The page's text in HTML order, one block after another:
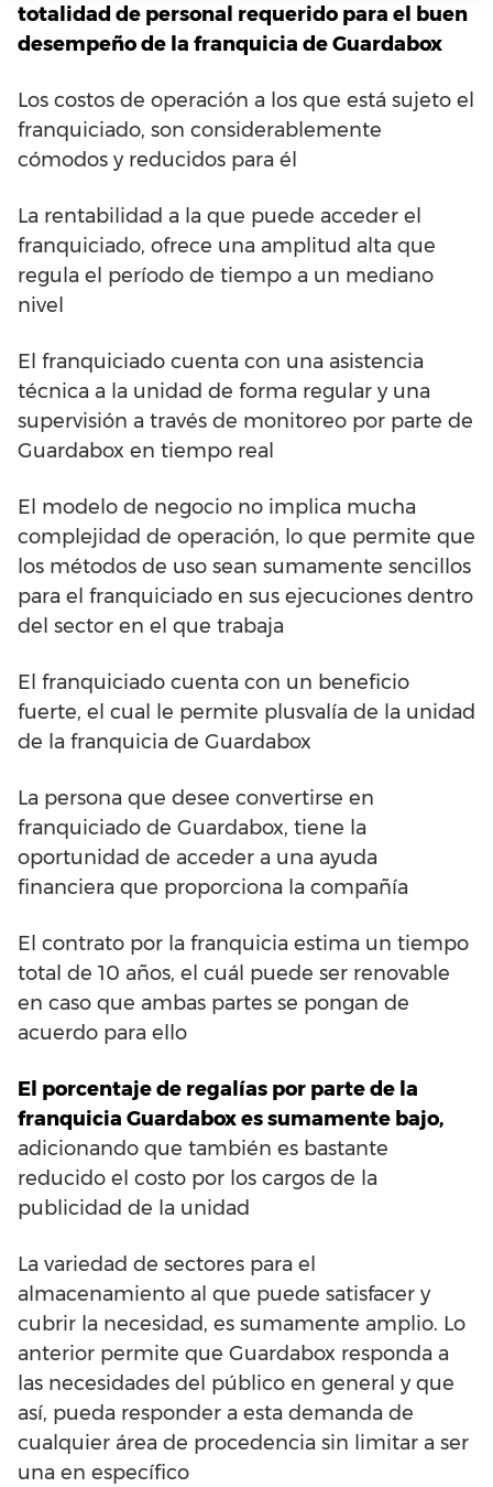
totalidad de personal requerido para el buen
desempeño de la franquicia de Guardabox
Los costos de operación a los que está sujeto el
franquiciado, son considerablemente
cómodos y reducidos para él
La rentabilidad a la que puede acceder el
franquiciado, ofrece una amplitud alta que
regula el período de tiempo a un mediano
nivel
El franquiciado cuenta con una asistencia
técnica a la unidad de forma regular y una
supervisión a través de monitoreo por parte de
Guardabox en tiempo real
El modelo de negocio no implica mucha
complejidad de operación, lo que permite que
los métodos de uso sean sumamente sencillos
para el franquiciado en sus ejecuciones dentro
del sector en el que trabaja
El franquiciado cuenta con un beneficio
fuerte, el cual le permite plusvalía de la unidad
de la franquicia de Guardabox
La persona que desee convertirse en
franquiciado de Guardabox, tiene la
oportunidad de acceder a una ayuda
financiera que proporciona la compañía
El contrato por la franquicia estima un tiempo
total de 10 años, el cuál puede ser renovable
en caso que ambas partes se pongan de
acuerdo para ello
El porcentaje de regalías por parte de la
franquicia Guardabox es sumamente bajo,
adicionando que también es bastante
reducido el costo por los cargos de la
publicidad de la unidad
La variedad de sectores para el
almacenamiento al que puede satisfacer y
cubrir la necesidad, es sumamente amplio. Lo
anterior permite que Guardabox responda a
las necesidades del público en general y que
así, pueda responder a esta demanda de
cualquier área de procedencia sin limitar a ser
una en específico